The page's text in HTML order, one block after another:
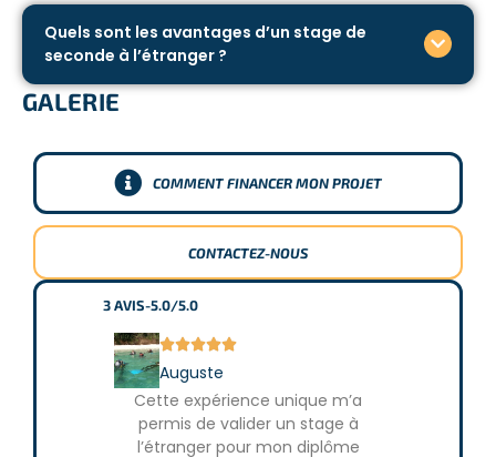
Quels sont les avantages d’un stage de
seconde à l’étranger ?
GALERIE
COMMENT FINANCER MON PROJET
CONTACTEZ-NOUS
3AVIS-5.0/5.0

Auguste
Cette expérience unique m’a
permis de valider un stage à
l’étranger pour mon diplôme